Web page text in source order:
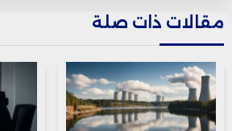
من ناحية أخرى، على المستوى
سجله في أبريل، ما يشير
مقالات ذات صلة